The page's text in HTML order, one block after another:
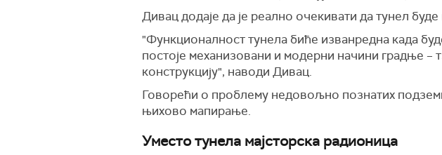
Дивац додаје да је реално очекивати да тунел
"Функционалност тунела биће изванредна када
постоје механизовани и модерни начини градње –
конструкцију", наводи Дивац.
Говорећи о проблему недовољно познатих
њихово мапирање.
Уместо тунела мајсторска радионица